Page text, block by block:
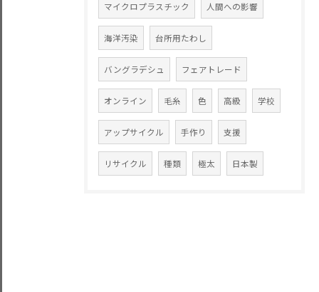
マイクロプラスチック 人間への影響
海洋汚染 台所用たわし
バングラデシュ フェアトレード
オンライン 毛糸 色 高級 学校
アップサイクル 手作り 支援
リサイクル 種類 極太 日本製